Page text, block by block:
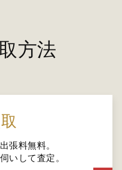
方法
張料無料。
いして査定。